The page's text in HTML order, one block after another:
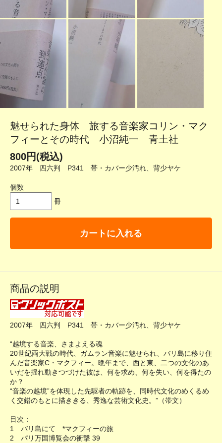
魅せられた身体 旅する音楽家コリン・マク
フィーとその時代 小沼純一 青土社
800円(税込)
2007年 四六判 P341 帯・カバー少汚れ、背少ヤケ
個数
冊
カートに入れる
商品の説明
2007年 四六判 P341 帯・カバー少汚れ、背少ヤケ
“越境する音楽、さまよえる魂
20世紀両大戦の時代、ガムラン音楽に魅せられ、バリ島に移り住
んだ音楽家C・マクフィー。晩年まで、西と東、二つの文化のあ
いだを揺れ動きつづけた彼は、何を求め、何を失い、何を得たの
か？
“音楽の越境”を体現した先駆者の軌跡を、同時代文化のめくるめ
く交錯のもとに描ききる、秀逸な芸術文化史。”（帯文）
目次：
1 バリ島にて *マクフィーの旅
2 パリ万国博覧会の衝撃 39